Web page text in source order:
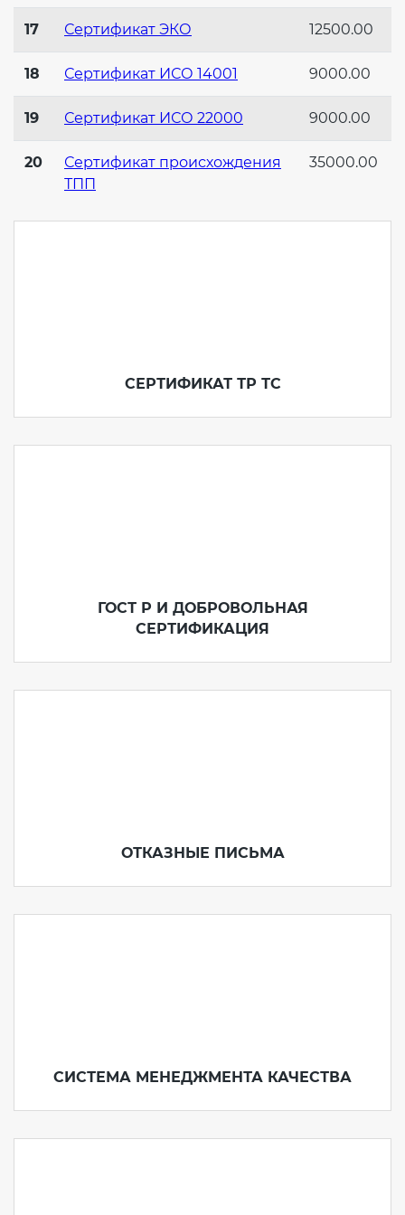
17 Сертификат ЭКО 12500.00
18 Сертификат ИСО 14001 9000.00
19 Сертификат ИСО 22000 9000.00
20
Сертификат происхождения
ТПП
35000.00
СЕРТИФИКАТ ТР ТС
ГОСТ Р И ДОБРОВОЛЬНАЯ
СЕРТИФИКАЦИЯ
ОТКАЗНЫЕ ПИСЬМА
СИСТЕМА МЕНЕДЖМЕНТА КАЧЕСТВА
Сертификация спортивных
товаров
Сертификация электротехники
Сертификация ресурсов
Декларация ТР ТС
Декларирование косметики (ТР
ТС 009)
Декларирование оборудования
электромагнитной
совместимости (ТР ТС 020)
оборудования (ТР ТС 010)